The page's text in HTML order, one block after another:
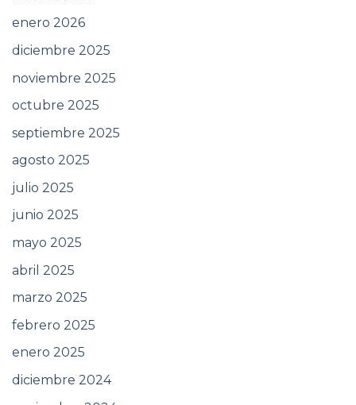
enero 2026
diciembre 2025
noviembre 2025
octubre 2025
septiembre 2025
agosto 2025
julio 2025
junio 2025
mayo 2025
abril 2025
marzo 2025
febrero 2025
enero 2025
diciembre 2024